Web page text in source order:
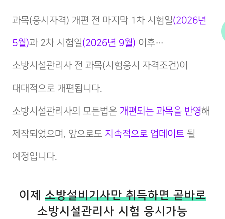
과목(응시자격) 개편 전 마지막 1차 시험일(2026년
5월)과 2차 시험일(2026년 9월) 이후…
소방시설관리사 전 과목(시험응시 자격조건)이
대대적으로 개편됩니다.
소방시설관리사의 모든법은 개편되는 과목을 반영해
제작되었으며, 앞으로도 지속적으로 업데이트 될
예정입니다.
이제 소방설비기사만 취득하면 곧바로
소방시설관리사 시험 응시가능